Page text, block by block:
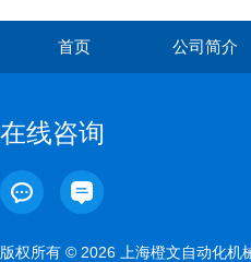
首页 公司简介
在线咨询
版权所有 © 2026 上海橙文自动化